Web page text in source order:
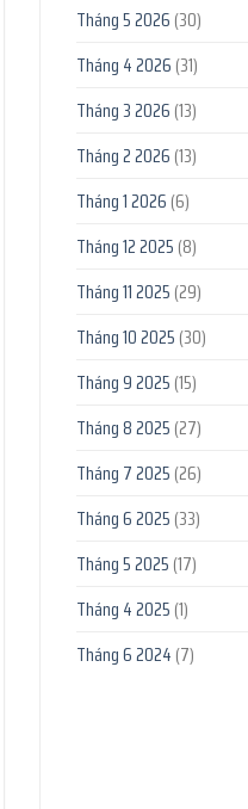
Tháng 5 2026 (30)
Tháng 4 2026 (31)
Tháng 3 2026 (13)
Tháng 2 2026 (13)
Tháng 1 2026 (6)
Tháng 12 2025 (8)
Tháng 11 2025 (29)
Tháng 10 2025 (30)
Tháng 9 2025 (15)
Tháng 8 2025 (27)
Tháng 7 2025 (26)
Tháng 6 2025 (33)
Tháng 5 2025 (17)
Tháng 4 2025 (1)
Tháng 6 2024 (7)